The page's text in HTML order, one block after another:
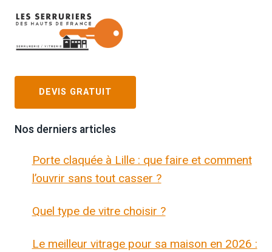
DEVIS GRATUIT
Nos derniers articles
Porte claquée à Lille : que faire et comment
l’ouvrir sans tout casser ?
Quel type de vitre choisir ?
Le meilleur vitrage pour sa maison en 2026 :